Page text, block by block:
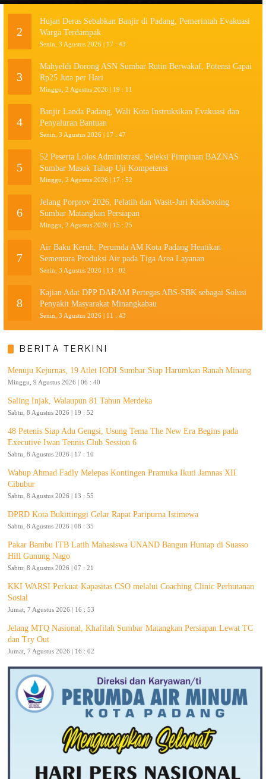
2
Hujan Deras Sebabkan Banjir di Padang, Pemerintah Evakuasi
Warga Terdampak
Senin, 3 Agustus 2026 | 17 : 43
3
Mahyeldi Dorong ASN Sumbar Rutin Berwakaf, Potensi Capai
Rp25 Juta per Hari
Minggu, 2 Agustus 2026 | 19 : 11
4
Banjir Landa Padang, Wali Kota Instruksikan Evakuasi dan
Penyaluran Bantuan
Senin, 3 Agustus 2026 | 17 : 47
5
52 Peserta Lolos Administrasi, Seleksi Pimpinan BAZNAS
Sumbar Masuk Tahap Uji Kompetensi
Minggu, 2 Agustus 2026 | 17 : 52
6
Jelang Porprov 2026, Pelatih dan Wasit-Juri Kickboxing
Sumbar Matangkan Persiapan
Minggu, 2 Agustus 2026 | 15 : 25
7
Air Baku Keruh, Perumda AM Kota Padang Hentikan
Sementara Produksi Air pada Tiga Area Layanan
Senin, 3 Agustus 2026 | 13 : 02
8
Kajian Adat DPP DARAM Pertegas ABS-SBK sebagai Solusi
Penyakit Masyarakat Minangkabau
Senin, 3 Agustus 2026 | 11 : 43
BERITA TERKINI
Menuju Kejurnas, 19 Atlet IODI Sumbar Siap Harumkan Ranah Minang
Minggu, 9 Agustus 2026 | 06 : 40
Saling Injak, Walaupun 81 Tahun Merdeka
Sabtu, 8 Agustus 2026 | 19 : 52
48 Petenis Siap Adu Gengsi, Usung Tema The New Era Begins pada
Executive Iwan Tennis Club Session 6
Sabtu, 8 Agustus 2026 | 17 : 10
Wabup Ahmad Fadly Melepas Kontingen Pramuka Ikuti Jamnas XII
Cibubur
Sabtu, 8 Agustus 2026 | 13 : 55
DPRD Kota Bukittinggi Gelar Rapat Paripurna Istimewa
Sabtu, 8 Agustus 2026 | 08 : 35
Pakar Bambu ITB Latih Mahasiswa UNAND Bangun Huntap di Suasso
Hill Gunung Nago
Sabtu, 8 Agustus 2026 | 07 : 21
KKI WARSI Perkuat Kapasitas CSO melalui Coaching Clinic Perhutanan
Sosial
Jumat, 7 Agustus 2026 | 16 : 53
Jelang MTQ Nasional, Khafilah Sumbar Matangkan Persiapan Lewat TC
dan Try Out
Jumat, 7 Agustus 2026 | 16 : 02